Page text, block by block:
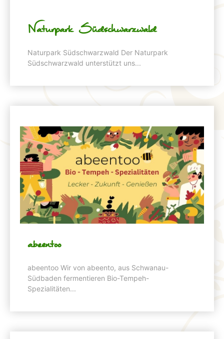
Naturpark Südschwarzwald
Naturpark Südschwarzwald Der Naturpark
Südschwarzwald unterstützt uns...
abeentoo
abeentoo Wir von abeento, aus Schwanau-
Südbaden fermentieren Bio-Tempeh-
Spezialitäten...